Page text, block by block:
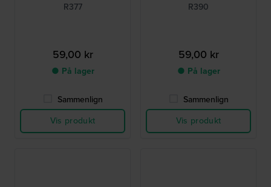
R377
59,00 kr
● På lager
Sammenlign
Vis produkt
R390
59,00 kr
● På lager
Sammenlign
Vis produkt